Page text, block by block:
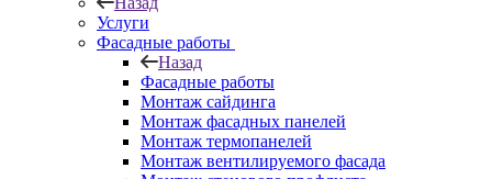
Услуги
Фасадные работы
Назад
Фасадные работы
Монтаж сайдинга
Монтаж фасадных панелей
Монтаж термопанелей
Монтаж вентилируемого фасада